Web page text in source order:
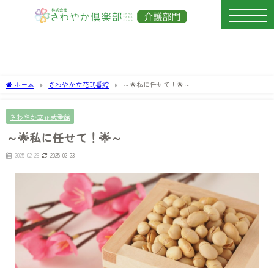
ホーム さわやか立花弐番館 ～🌟私に任せて！🌟～
さわやか立花弐番館
～🌟私に任せて！🌟～
2025-02-26 2025-02-23